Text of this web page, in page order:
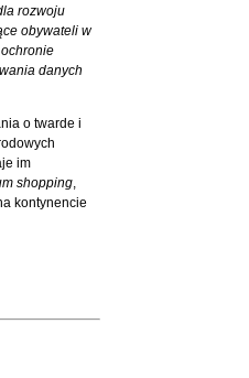
rozwoju
obywateli w
danych
o twarde i
im
shopping,
kontynencie